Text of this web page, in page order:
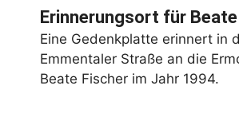
Erinnerungsort für
Eine Gedenkplatte erinnert in
Emmentaler Straße an die
Beate Fischer im Jahr 1994.